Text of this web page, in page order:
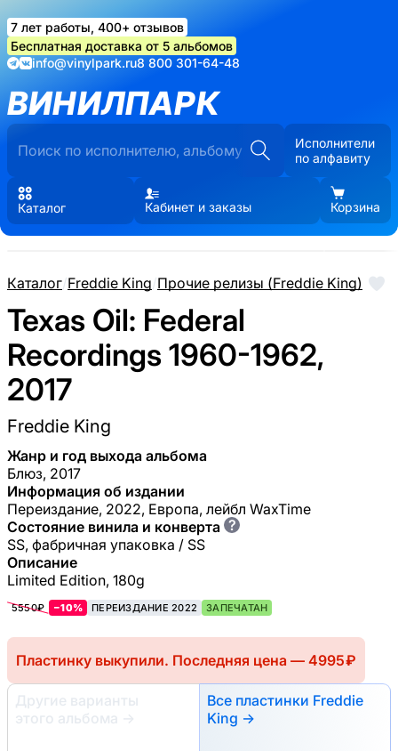
7 лет работы, 400+ отзывов
Бесплатная доставка от 5 альбомов
info@vinylpark.ru8 800 301-64-48
ВИНИЛПАРК
Исполнители
по алфавиту
Каталог Кабинет и заказы Корзина
Каталог/Freddie King/Прочие релизы (Freddie King)
Texas Oil: Federal
Recordings 1960-1962,
2017
Freddie King
Жанр и год выхода альбома
Блюз, 2017
Информация об издании
Переиздание, 2022, Европа, лейбл WaxTime
Состояние винила и конверта ?
SS, фабричная упаковка / SS
Описание
Limited Edition, 180g
5550₽ −10% ПЕРЕИЗДАНИЕ 2022 ЗАПЕЧАТАН
Пластинку выкупили. Последняя цена — 4995 ₽
Другие варианты
этого альбома
→
Все пластинки Freddie
King →